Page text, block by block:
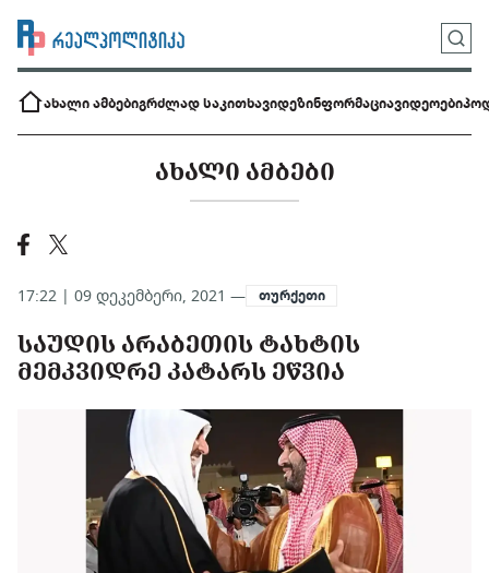
ახალი ამბებიგრძლად საკითხავიდეზინფორმაციავიდეოები
ᲐᲮᲐᲚᲘ ᲐᲛᲑᲔᲑᲘ
17:22 | 09 დეკემბერი, 2021 — თურქეთი
ᲡᲐᲣᲓᲘᲡ ᲐᲠᲐᲑᲔᲗᲘᲡ ᲢᲐᲮᲢᲘᲡ
ᲛᲔᲛᲙᲕᲘᲓᲠᲔ ᲙᲐᲢᲐᲠᲡ ᲔᲬᲕᲘᲐ